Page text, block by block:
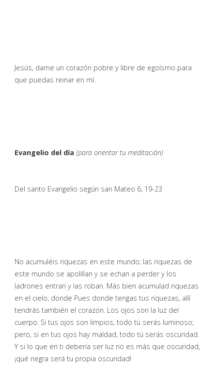
Jesús, dame un corazón pobre y libre de egoísmo para
que puedas reinar en mí.
Evangelio del día (para orientar tu meditación)
Del santo Evangelio según san Mateo 6, 19-23
No acumuléis riquezas en este mundo; las riquezas de
este mundo se apolillan y se echan a perder y los
ladrones entran y las roban. Más bien acumulad riquezas
en el cielo, donde Pues donde tengas tus riquezas, allí
tendrás también el corazón. Los ojos son la luz del
cuerpo. Si tus ojos son limpios, todo tú serás luminoso;
pero, si en tus ojos hay maldad, todo tú serás oscuridad.
Y si lo que en ti debería ser luz no es más que oscuridad,
¡qué negra será tu propia oscuridad!